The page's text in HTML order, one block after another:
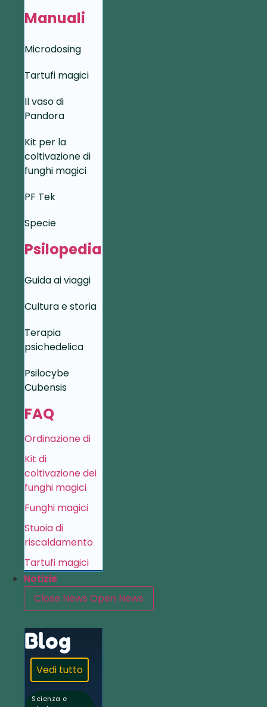
Manuali
Microdosing
Tartufi magici
Il vaso di
Pandora
Kit per la
coltivazione di
funghi magici
PF Tek
Specie
Psilopedia
Guida ai viaggi
Cultura e storia
Terapia
psichedelica
Psilocybe
Cubensis
FAQ
Ordinazione di
Kit di
coltivazione dei
funghi magici
Funghi magici
Stuoia di
riscaldamento
Tartufi magici
Notizie
Close News Open News
Blog
Vedi tutto
Scienza e